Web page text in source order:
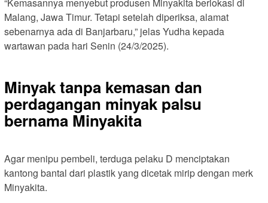
“Kemasannya menyebut produsen Minyakita berlokasi di
Malang, Jawa Timur. Tetapi setelah diperiksa, alamat
sebenarnya ada di Banjarbaru,” jelas Yudha kepada
wartawan pada hari Senin (24/3/2025).
Minyak tanpa kemasan dan
perdagangan minyak palsu
bernama Minyakita
Agar menipu pembeli, terduga pelaku D menciptakan
kantong bantal dari plastik yang dicetak mirip dengan merk
Minyakita.